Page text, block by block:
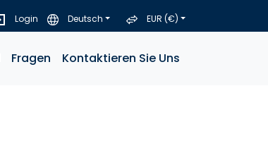
Login Deutsch EUR (€)
Fragen Kontaktieren Sie Uns